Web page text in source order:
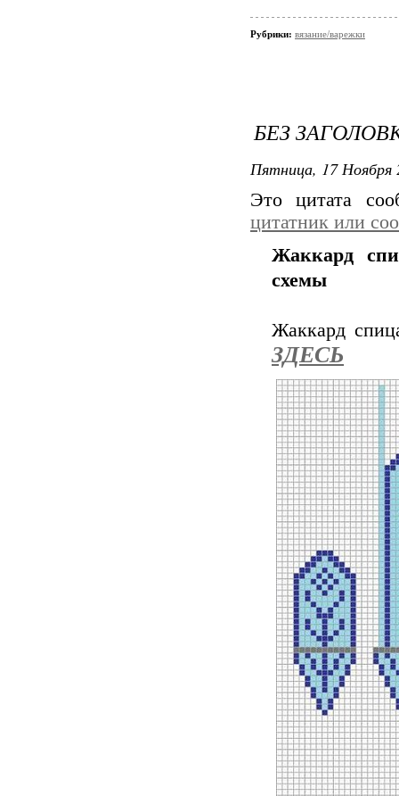
Рубрики: вязание/варежки
БЕЗ
Пятница, 17 Ноября
Это цитата
цитатник или
Жаккард
схемы
Жаккард
ЗДЕСЬ